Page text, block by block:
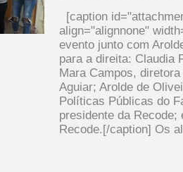
[caption
align="alignnone"
evento junto com
para a direita: Claudia
Mara Campos,
Aguiar; Arolde de
Políticas Públicas do
presidente da
Recode.[/caption] Os